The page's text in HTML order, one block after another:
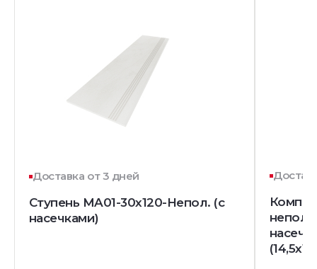
Доставка от 3 дней
Ступень MA01-30x120-Непол. (с
насечками)
непол.